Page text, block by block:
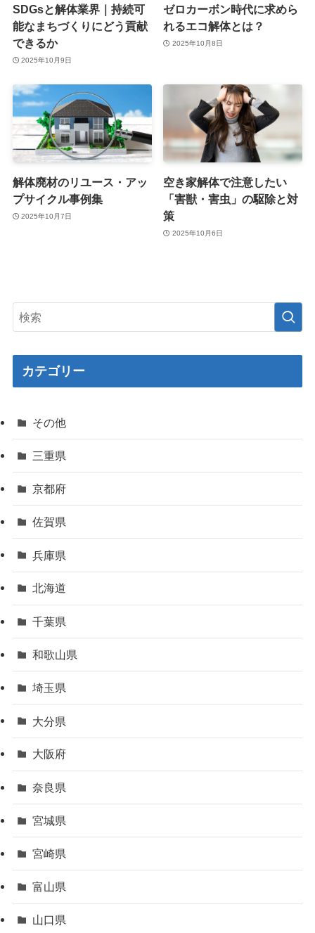
SDGsと解体業界｜持続可
能なまちづくりにどう貢献
できるか
2025年10月9日
ゼロカーボン時代に求めら
れるエコ解体とは？
2025年10月8日
解体廃材のリユース・アッ
プサイクル事例集
2025年10月7日
空き家解体で注意したい
「害獣・害虫」の駆除と対
策
2025年10月6日
カテゴリー
その他
三重県
京都府
佐賀県
兵庫県
北海道
千葉県
和歌山県
埼玉県
大分県
大阪府
奈良県
宮城県
宮崎県
富山県
山口県